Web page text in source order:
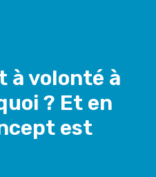
à volonté à
? Et en
est